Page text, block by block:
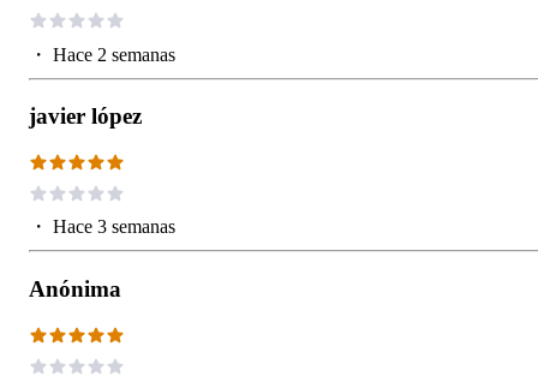
・ Hace 2 semanas
javier lópez
・ Hace 3 semanas
Anónima